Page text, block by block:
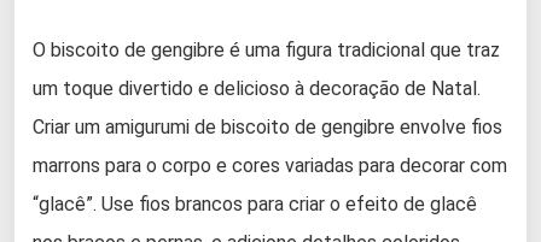
O biscoito de gengibre é uma figura tradicional que traz
um toque divertido e delicioso à decoração de Natal.
Criar um amigurumi de biscoito de gengibre envolve fios
marrons para o corpo e cores variadas para decorar com
“glacê”. Use fios brancos para criar o efeito de glacê